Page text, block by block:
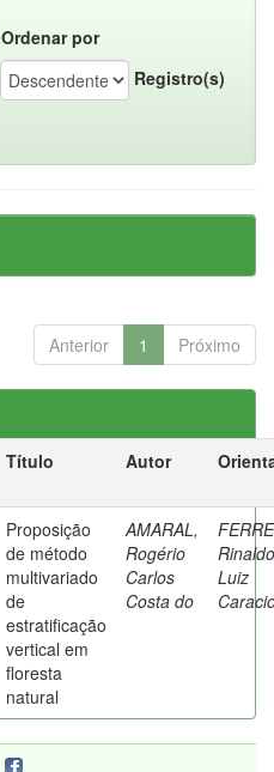
Ordenar por
Registro(s)
Anterior 1 Próximo
Título Autor
Proposição
de método
multivariado
de
estratificação
vertical em
floresta
natural
AMARAL,
Rogério
Carlos
Costa do
Rinaldo
Luiz